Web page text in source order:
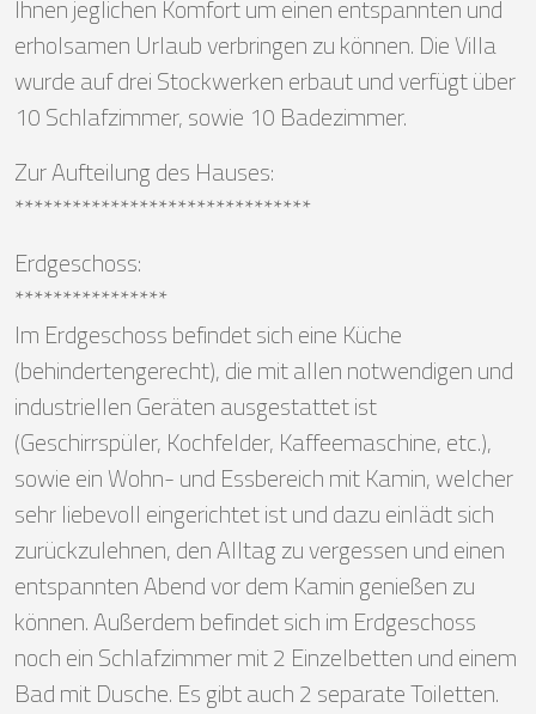
Ihnen jeglichen Komfort um einen entspannten und
erholsamen Urlaub verbringen zu können. Die Villa
wurde auf drei Stockwerken erbaut und verfügt über
10 Schlafzimmer, sowie 10 Badezimmer.
Zur Aufteilung des Hauses:
*******************************
Erdgeschoss:
****************
Im Erdgeschoss befindet sich eine Küche
(behindertengerecht), die mit allen notwendigen und
industriellen Geräten ausgestattet ist
(Geschirrspüler, Kochfelder, Kaffeemaschine, etc.),
sowie ein Wohn- und Essbereich mit Kamin, welcher
sehr liebevoll eingerichtet ist und dazu einlädt sich
zurückzulehnen, den Alltag zu vergessen und einen
entspannten Abend vor dem Kamin genießen zu
können. Außerdem befindet sich im Erdgeschoss
noch ein Schlafzimmer mit 2 Einzelbetten und einem
Bad mit Dusche. Es gibt auch 2 separate Toiletten.